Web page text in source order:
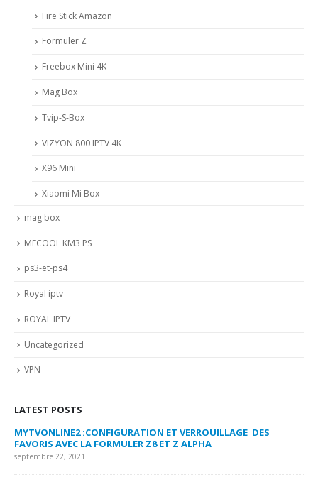
Fire Stick Amazon
Formuler Z
Freebox Mini 4K
Mag Box
Tvip-S-Box
VIZYON 800 IPTV 4K
X96 Mini
Xiaomi Mi Box
mag box
MECOOL KM3 PS
ps3-et-ps4
Royal iptv
ROYAL IPTV
Uncategorized
VPN
LATEST POSTS
MYTVONLINE2 :CONFIGURATION ET VERROUILLAGE DES
FAVORIS AVEC LA FORMULER Z8 ET Z ALPHA
septembre 22, 2021